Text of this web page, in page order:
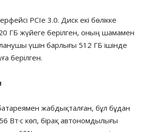
PCIe 3.0. Диск екі бөлікке
ГБ жүйеге берілген, оның шамамен
үшін барлығы 512 ГБ ішінде
берілген.
жабдықталған, бұл бұдан
Вт·с көп, бірақ автономдылығы